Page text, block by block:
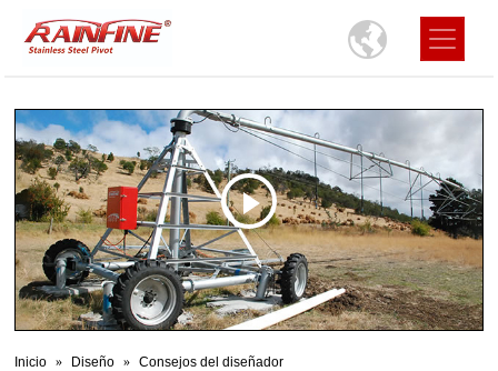
Inicio Diseño Consejos del diseñador